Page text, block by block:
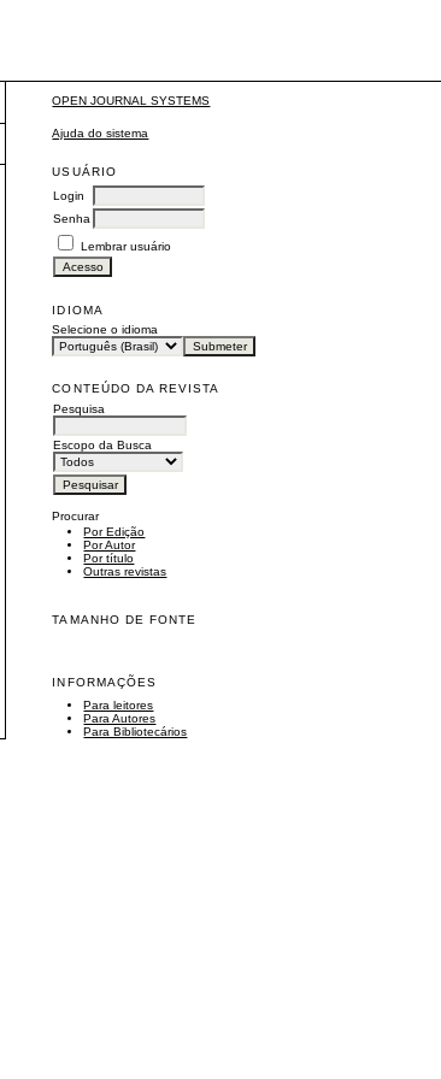
OPEN JOURNAL SYSTEMS
Ajuda do sistema
USUÁRIO
Login
Senha
Lembrar usuário
IDIOMA
Selecione o idioma
CONTEÚDO DA REVISTA
Pesquisa
Escopo da Busca
Procurar
Por Edição
Por Autor
Por título
Outras revistas
TAMANHO DE FONTE
INFORMAÇÕES
Para leitores
Para Autores
Para Bibliotecários